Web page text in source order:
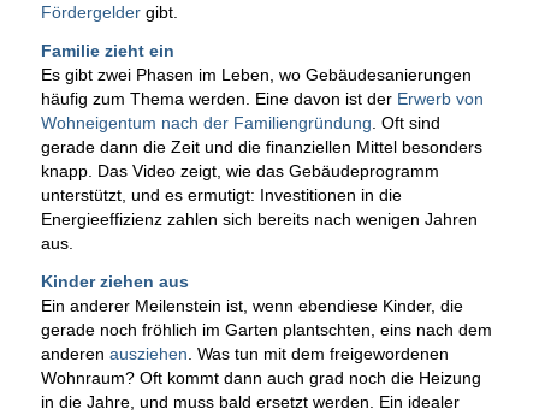
Fördergeldergibt.
Familie zieht ein
Es gibt zwei Phasen im Leben, wo Gebäudesanierungen
häufig zum Thema werden. Eine davon ist der Erwerb von
Wohneigentum nach der Familiengründung . Oft sind
gerade dann die Zeit und die finanziellen Mittel besonders
knapp. Das Video zeigt, wie das Gebäudeprogramm
unterstützt, und es ermutigt: Investitionen in die
Energieeffizienz zahlen sich bereits nach wenigen Jahren
aus.
Kinder ziehen aus
Ein anderer Meilenstein ist, wenn ebendiese Kinder, die
gerade noch fröhlich im Garten plantschten, eins nach dem
anderen ausziehen . Was tun mit dem freigewordenen
Wohnraum? Oft kommt dann auch grad noch die Heizung
in die Jahre, und muss bald ersetzt werden. Ein idealer